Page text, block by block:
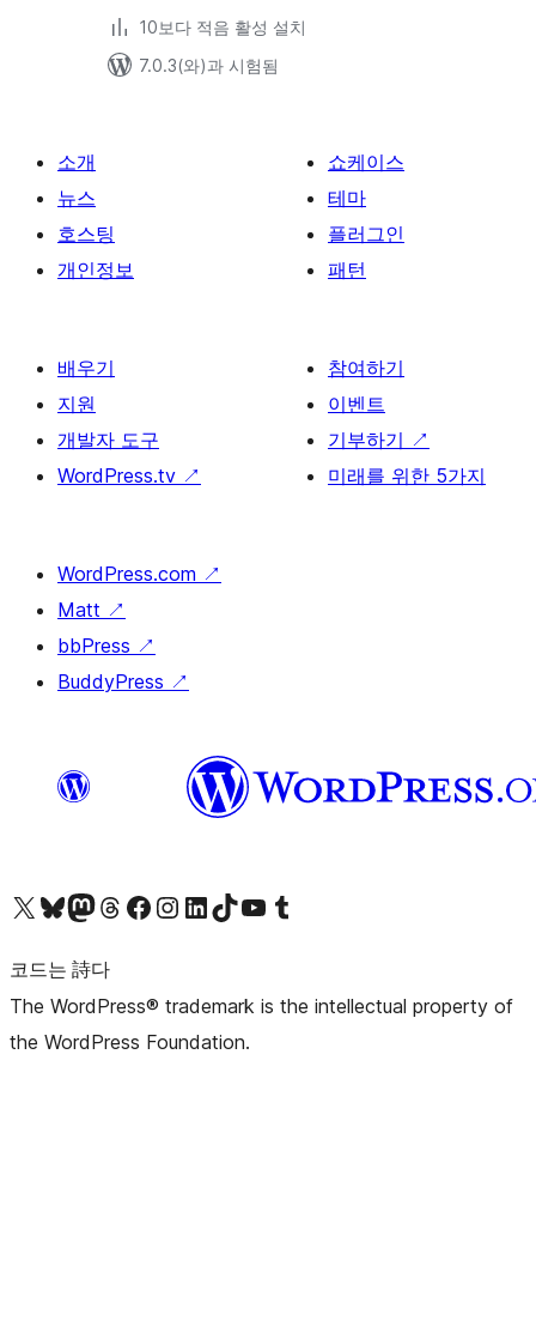
10보다 적음 활성 설치
7.0.3(와)과 시험됨
소개
뉴스
호스팅
개인정보
쇼케이스
테마
플러그인
패턴
배우기
지원
개발자 도구
WordPress.tv ↗
참여하기
이벤트
기부하기 ↗
미래를 위한 5가지
WordPress.com ↗
Matt ↗
bbPress ↗
BuddyPress ↗
X(이전 트위터) 계정 방문하기블루스카이 계정 방문하기마스토돈 계정 방문하기스레드 계정 방문하기 페이스북 페이지 방문하기인스타그램 계정 방문하기 LinkedIn 계정 방문하기틱톡 계정 방문하기유튜브 채널 방문하기 텀블러 계정 방문하기
코드는 詩다
The WordPress® trademark is the intellectual property of
the WordPress Foundation.